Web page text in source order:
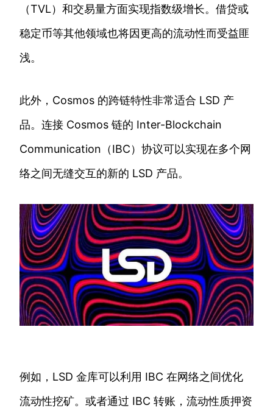
（TVL）和交易量方面实现指数级增长。借贷或
稳定币等其他领域也将因更高的流动性而受益匪
浅。
此外，Cosmos 的跨链特性非常适合 LSD 产
品。连接 Cosmos 链的 Inter-Blockchain
Communication（IBC）协议可以实现在多个网
络之间无缝交互的新的 LSD 产品。
例如，LSD 金库可以利用 IBC 在网络之间优化
流动性挖矿。或者通过 IBC 转账，流动性质押资